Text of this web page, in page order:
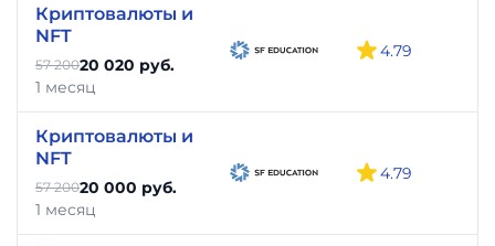
Криптовалюты и
NFT
57 20020 020 руб.
1 месяц
4.79
Криптовалюты и
NFT
57 20020 000 руб.
1 месяц
4.79